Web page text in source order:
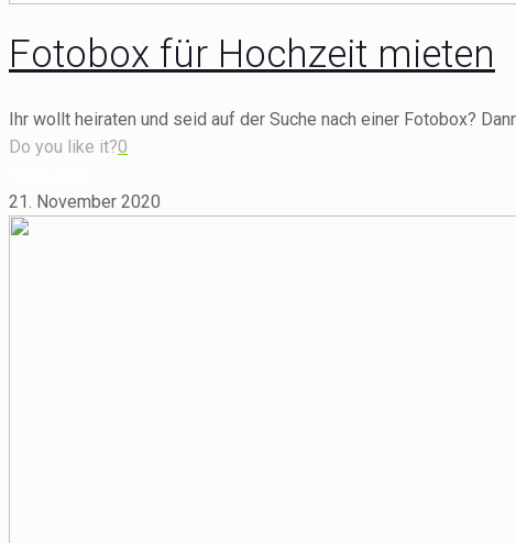
Fotobox für Hochzeit mieten
Ihr wollt heiraten und seid auf der Suche nach einer Fotobox?
Do you like it?0
21. November 2020